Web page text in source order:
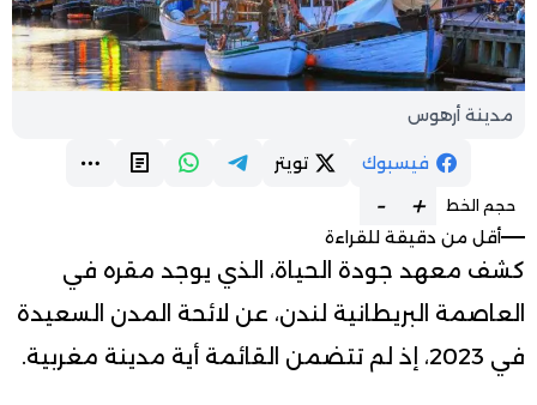
مدينة أرهوس
فيسبوك تويتر
حجم الخط +
-
أقل من دقيقة للقراءة
كشف معهد جودة الحياة، الذي يوجد مقره في
العاصمة البريطانية لندن، عن لائحة المدن السعيدة
في 2023، إذ لم تتضمن القائمة أية مدينة مغربية.